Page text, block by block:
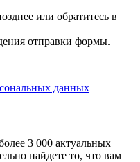
или обратитесь в
отправки формы.
данных
3 000 актуальных
найдете то, что вам